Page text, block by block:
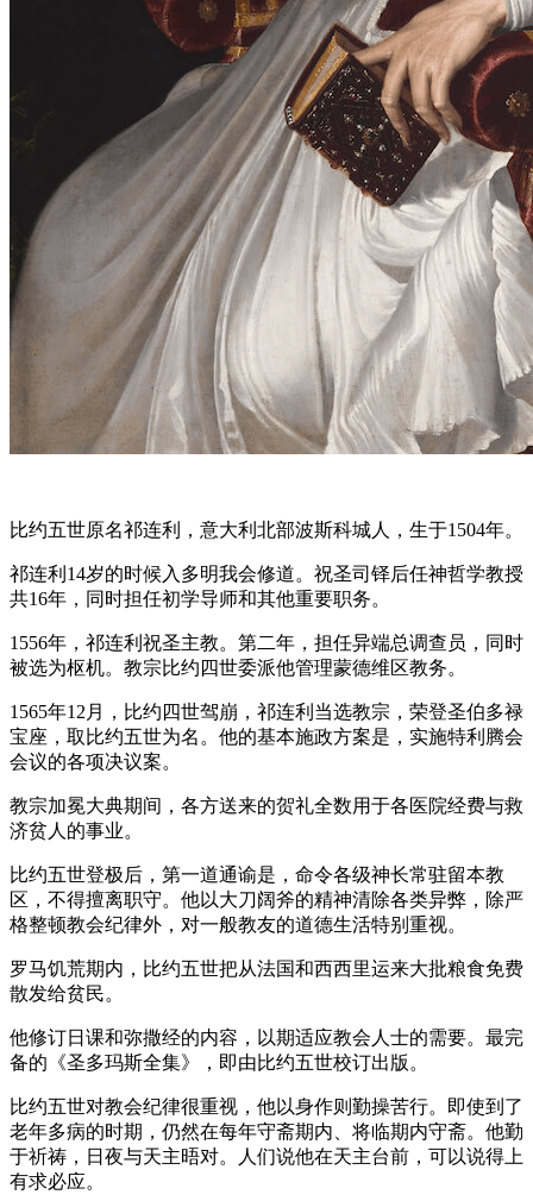
比约五世原名祁连利，意大利北部波斯科城人，生于1504年。
祁连利14岁的时候入多明我会修道。祝圣司铎后任神哲学教授
共16年，同时担任初学导师和其他重要职务。
1556年，祁连利祝圣主教。第二年，担任异端总调查员，同时
被选为枢机。教宗比约四世委派他管理蒙德维区教务。
1565年12月，比约四世驾崩，祁连利当选教宗，荣登圣伯多禄
宝座，取比约五世为名。他的基本施政方案是，实施特利腾会
会议的各项决议案。
教宗加冕大典期间，各方送来的贺礼全数用于各医院经费与救
济贫人的事业。
比约五世登极后，第一道通谕是，命令各级神长常驻留本教
区，不得擅离职守。他以大刀阔斧的精神清除各类异弊，除严
格整顿教会纪律外，对一般教友的道德生活特别重视。
罗马饥荒期内，比约五世把从法国和西西里运来大批粮食免费
散发给贫民。
他修订日课和弥撒经的内容，以期适应教会人士的需要。最完
备的《圣多玛斯全集》，即由比约五世校订出版。
比约五世对教会纪律很重视，他以身作则勤操苦行。即使到了
老年多病的时期，仍然在每年守斋期内、将临期内守斋。他勤
于祈祷，日夜与天主晤对。人们说他在天主台前，可以说得上
有求必应。